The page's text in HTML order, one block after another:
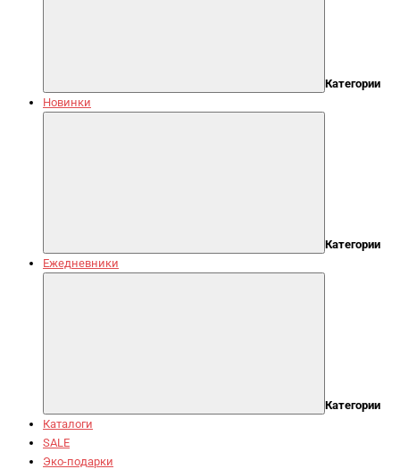
Категории
Новинки
Категории
Ежедневники
Категории
Каталоги
SALE
Эко-подарки